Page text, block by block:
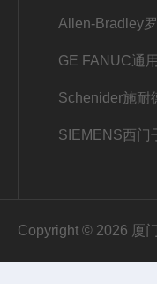
Allen-Bradley
GE FANUC通
Schenider施耐
SIEMENS西门
Copyright © 2026 厦